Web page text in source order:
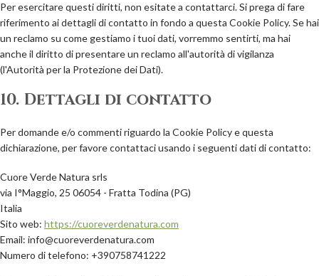
Per esercitare questi diritti, non esitate a contattarci. Si prega di fare
riferimento ai dettagli di contatto in fondo a questa Cookie Policy. Se hai
un reclamo su come gestiamo i tuoi dati, vorremmo sentirti, ma hai
anche il diritto di presentare un reclamo all'autorità di vigilanza
(l'Autorità per la Protezione dei Dati).
10. Dettagli di contatto
Per domande e/o commenti riguardo la Cookie Policy e questa
dichiarazione, per favore contattaci usando i seguenti dati di contatto:
Cuore Verde Natura srls
via I°Maggio, 25 06054 - Fratta Todina (PG)
Italia
Sito web: https://cuoreverdenatura.com
Email: info@cuoreverdenatura.com
Numero di telefono: +390758741222